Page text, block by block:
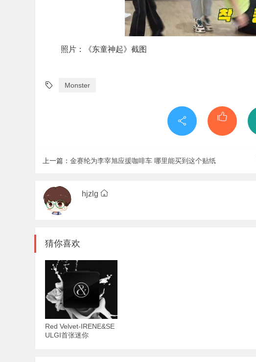
照片：《东童神起》截图
Monster
上一篇： 金赛纶为李宰旭应援咖啡车 哪里能买到这个贴纸
hjzlg
猜你喜欢
Red Velvet-IRENE&SE
ULGI首张迷你